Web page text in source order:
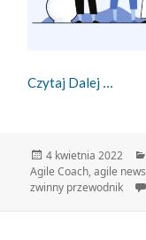
Czytaj Dalej
Data
publikacji
4 kwietnia 2022
Agile Coach,agile news
zwinny przewodnik